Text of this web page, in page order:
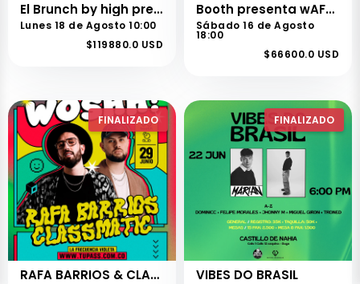
El Brunch by high presenta a wAFF & CLASSMATIC en PEREIRA
Lunes 18 de Agosto 10:00
$119880.0 USD
Booth presenta wAFF en CALI
Sábado 16 de Agosto
18:00
$66600.0 USD
FINALIZADO
RAFA BARRIOS & CLASSMATIC @ WOSHH!
FINALIZADO
VIBES DO BRASIL